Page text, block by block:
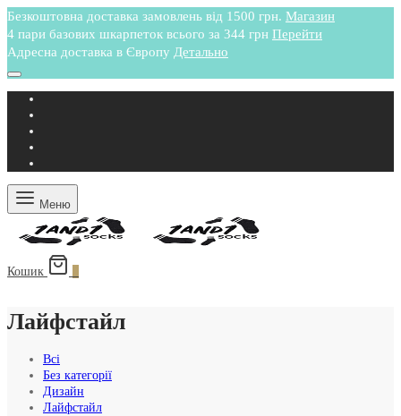
Безкоштовна доставка замовлень від 1500 грн. Магазин
4 пари базових шкарпеток всього за 344 грн Перейти
Адресна доставка в Європу Детально
Меню
Кошик
Лайфстайл
Всі
Без категорії
Дизайн
Лайфстайл